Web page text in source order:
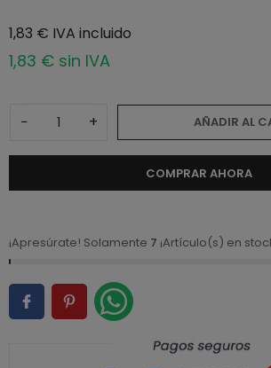
1,83 € IVA incluido
1,83 € sin IVA
− + AÑADIR AL
COMPRAR AHORA
¡Apresúrate! Solamente 7 ¡Artículo(s) en